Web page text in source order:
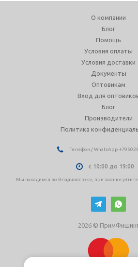
О компании
Блог
Помощь
Условия оплаты
Условия доставки
Документы
Оптовикам
Вход для
Блог
Производители
Политика
Телефон / WhatsApp
с 10:00 до 19:00
Мы находимся во Владивостоке, при звонке
2026 ©